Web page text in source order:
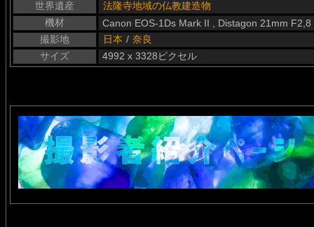
世界遺産
法隆寺地域の仏教建造物
機材
Canon EOS-1Ds Mark II , Distagon 21mm F2,8
撮影地
日本 / 奈良
サイズ
4992 x 3328ピクセル